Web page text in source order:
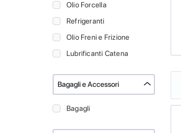
Olio Forcella
Refrigeranti
Olio Freni e Frizione
Lubrificanti Catena
Bagagli e Accessori
Bagagli